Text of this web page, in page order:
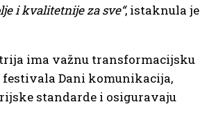
i kvalitetnije za sve“, istaknula je
ima važnu transformacijsku
Dani komunikacija,
standarde i osiguravaju